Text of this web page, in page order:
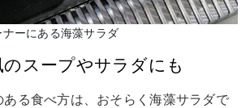
ーにある海藻サラダ
スープやサラダにも
る食べ方は、おそらく海藻サラダで